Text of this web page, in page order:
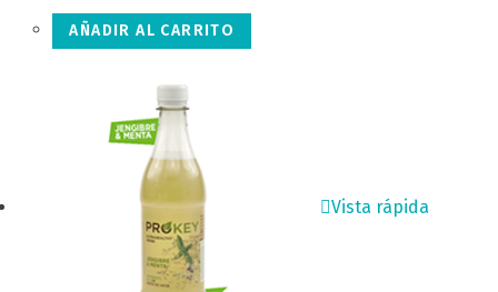
AÑADIR AL CARRITO
Vista rápida